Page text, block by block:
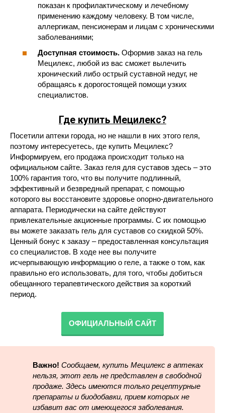
показан к профилактическому и лечебному
применению каждому человеку. В том числе,
аллергикам, пенсионерам и лицам с хроническими
заболеваниями;
Доступная стоимость. Оформив заказ на гель
Мецилекс, любой из вас сможет вылечить
хронический либо острый суставной недуг, не
обращаясь к дорогостоящей помощи узких
специалистов.
Где купить Мецилекс?
Посетили аптеки города, но не нашли в них этого геля,
поэтому интересуетесь, где купить Мецилекс?
Информируем, его продажа происходит только на
официальном сайте. Заказ геля для суставов здесь – это
100% гарантия того, что вы получите подлинный,
эффективный и безвредный препарат, с помощью
которого вы восстановите здоровье опорно-двигательного
аппарата. Периодически на сайте действуют
привлекательные акционные программы. С их помощью
вы можете заказать гель для суставов со скидкой 50%.
Ценный бонус к заказу – предоставленная консультация
со специалистов. В ходе нее вы получите
исчерпывающую информацию о геле, а также о том, как
правильно его использовать, для того, чтобы добиться
обещанного терапевтического действия за короткий
период.
ОФИЦИАЛЬНЫЙ САЙТ
Важно! Сообщаем, купить Мецилекс в аптеках
нельзя, этот гель не представлен в свободной
продаже. Здесь имеются только рецептурные
препараты и биодобавки, прием которых не
избавит вас от имеющегося заболевания.